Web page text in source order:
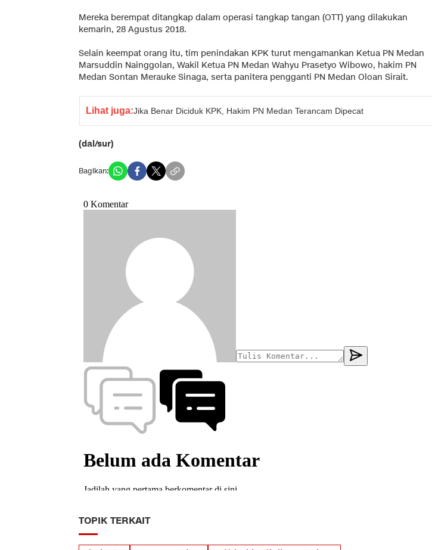
Mereka berempat ditangkap dalam operasi tangkap tangan (OTT) yang dilakukan
kemarin, 28 Agustus 2018.
Selain keempat orang itu, tim penindakan KPK turut mengamankan Ketua PN Medan
Marsuddin Nainggolan, Wakil Ketua PN Medan Wahyu Prasetyo Wibowo, hakim PN
Medan Sontan Merauke Sinaga, serta panitera pengganti PN Medan Oloan Sirait.
Lihat juga:Jika Benar Diciduk KPK, Hakim PN Medan Terancam Dipecat
(dal/sur)
Bagikan:
TOPIK TERKAIT